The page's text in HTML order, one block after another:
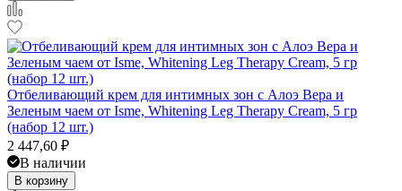
Отбеливающий крем для интимных зон с Алоэ Вера и
Зеленым чаем от Isme, Whitening Leg Therapy Cream, 5 гр
(набор 12 шт.)
2 447,60 ₽
В наличии
В корзину